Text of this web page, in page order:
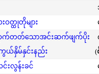
တ္ထုတိုများ
ာက်တတ်သောအင်းဆက်ဖျက်ပိုး
ာကွယ်နှိမ်နှင်းနည်း
(
င်းလွန်းခင်